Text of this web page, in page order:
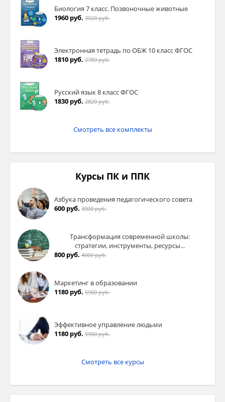
Биология 7 класс. Позвоночные животные
1960 руб. 3020 руб.
Электронная тетрадь по ОБЖ 10 класс ФГОС
1810 руб. 2780 руб.
Русский язык 8 класс ФГОС
1830 руб. 2820 руб.
Смотреть все комплекты
Курсы ПК и ППК
Азбука проведения педагогического совета
600 руб. 3000 руб.
Трансформация современной школы:
стратегии, инструменты, ресурсы...
800 руб. 4000 руб.
Маркетинг в образовании
1180 руб. 5900 руб.
Эффективное управление людьми
1180 руб. 5900 руб.
Смотреть все курсы